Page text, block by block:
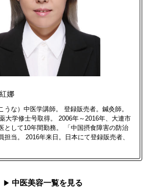
娜
な）中医学講師。 登録販売者。鍼灸師。
大学修士号取得。 2006年～2016年、大連市
として10年間勤務。 「中国摂食障害の防治
担当。 2016年来日。日本にて登録販売者、
中医美容一覧を見る